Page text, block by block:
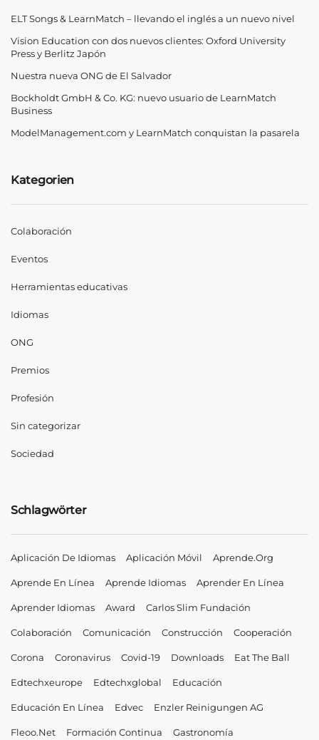
ELT Songs & LearnMatch – llevando el inglés a un nuevo nivel
Vision Education con dos nuevos clientes: Oxford University
Press y Berlitz Japón
Nuestra nueva ONG de El Salvador
Bockholdt GmbH & Co. KG: nuevo usuario de LearnMatch
Business
ModelManagement.com y LearnMatch conquistan la pasarela
Kategorien
Colaboración
Eventos
Herramientas educativas
Idiomas
ONG
Premios
Profesión
Sin categorizar
Sociedad
Schlagwörter
Aplicación De Idiomas Aplicación Móvil Aprende.org
Aprende En Línea Aprende Idiomas Aprender En Línea
Aprender Idiomas Award Carlos Slim Fundación
Colaboración Comunicación Construcción Cooperación
Corona Coronavirus Covid-19 Downloads Eat The Ball
Edtechxeurope Edtechxglobal Educación
Educación En Línea Edvec Enzler Reinigungen AG
Fleoo.net Formación Continua Gastronomía